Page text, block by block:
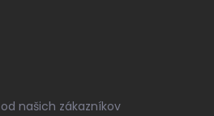
našich zákazníkov